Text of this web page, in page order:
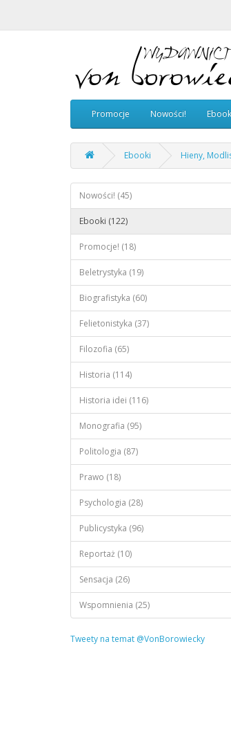
Promocje Nowości!
Ebooki Hieny,
Nowości! (45)
Ebooki (122)
Promocje! (18)
Beletrystyka (19)
Biografistyka (60)
Felietonistyka (37)
Filozofia (65)
Historia (114)
Historia idei (116)
Monografia (95)
Politologia (87)
Prawo (18)
Psychologia (28)
Publicystyka (96)
Reportaż (10)
Sensacja (26)
Wspomnienia (25)
Tweety na temat @VonBorowiecky